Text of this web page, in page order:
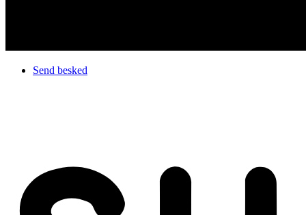
Send besked